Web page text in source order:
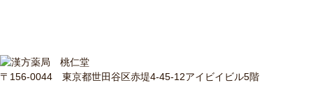
〒156-0044 東京都世田谷区赤堤4-45-12アイビイビル5階